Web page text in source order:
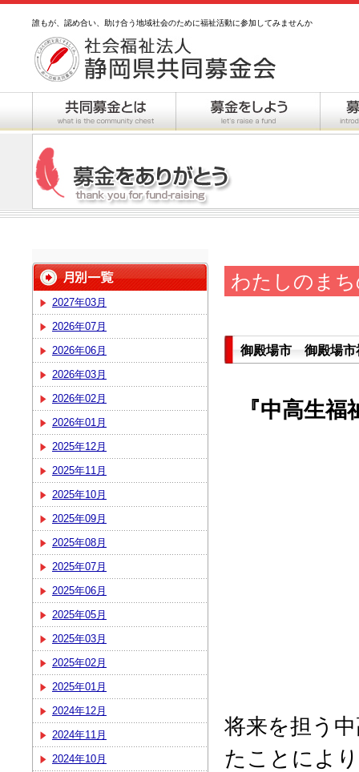
誰もが、認め合い、助け合う地域社会のために福祉活動に参加してみませんか
2027年03月
2026年07月
2026年06月
2026年03月
2026年02月
2026年01月
2025年12月
2025年11月
2025年10月
2025年09月
2025年08月
2025年07月
2025年06月
2025年05月
2025年03月
2025年02月
2025年01月
2024年12月
2024年11月
2024年10月
わたしのま
御殿場市 御殿場市
『中高生
将来を担う
たことによ